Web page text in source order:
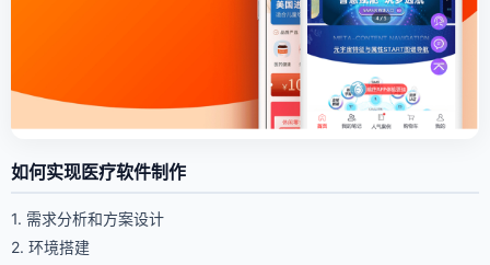
如何实现医疗软件制作
1. 需求分析和方案设计
2. 环境搭建